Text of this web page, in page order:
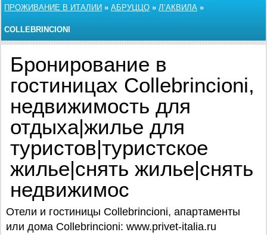
ПРОЖИВАНИЕ В ИТАЛИИ » АБРУЦЦО » Л’АКВИЛА »
COLLEBRINCIONI
Бронирование в
гостиницах Collebrincioni,
недвижимость для
отдыха|жилье для
туристов|туристское
жилье|снять жилье|снять
недвижимос
Отели и гостиницы Collebrincioni, апартаменты
или дома Collebrincioni: www.privet-italia.ru